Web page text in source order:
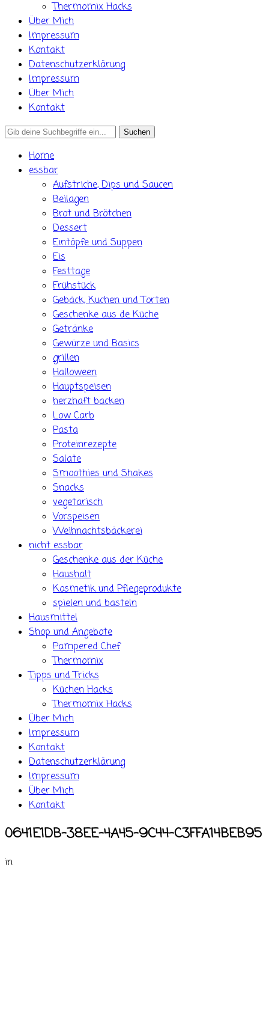
Thermomix Hacks
Über Mich
Impressum
Kontakt
Datenschutzerklärung
Impressum
Über Mich
Kontakt
Search
Home
essbar
Aufstriche, Dips und Saucen
Beilagen
Brot und Brötchen
Dessert
Eintöpfe und Suppen
Eis
Festtage
Frühstück
Gebäck, Kuchen und Torten
Geschenke aus de Küche
Getränke
Gewürze und Basics
grillen
Halloween
Hauptspeisen
herzhaft backen
Low Carb
Pasta
Proteinrezepte
Salate
Smoothies und Shakes
Snacks
vegetarisch
Vorspeisen
Weihnachtsbäckerei
nicht essbar
Geschenke aus der Küche
Haushalt
Kosmetik und Pflegeprodukte
spielen und basteln
Hausmittel
Shop und Angebote
Pampered Chef
Thermomix
Tipps und Tricks
Küchen Hacks
Thermomix Hacks
Über Mich
Impressum
Kontakt
Datenschutzerklärung
Impressum
Über Mich
Kontakt
0641E1DB-38EE-4A45-9C44-C3FFA14BEB95
in